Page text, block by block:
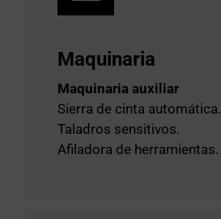
Maquinaria
Maquinaria auxiliar
Sierra de cinta automática.
Taladros sensitivos.
Afiladora de herramientas.